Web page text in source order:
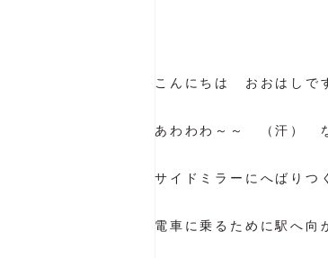
こんにちは おおはしで
あわわわ～～ （汗）
サイドミラーにへばり
電車に乗るために駅へ向